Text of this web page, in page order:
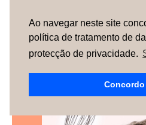
Ao navegar neste site
política de tratamento de
protecção de privacidade.
Concordo